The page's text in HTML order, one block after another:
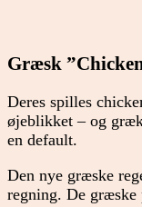
Græsk
Deres spilles
øjeblikket – og
en default.
Den nye græske
regning. De græske